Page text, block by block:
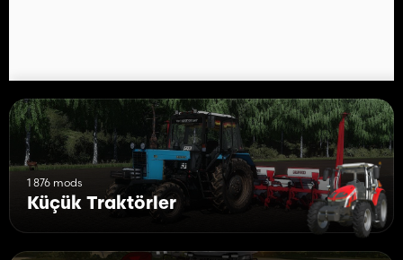
1 876 mods
Küçük Traktörler